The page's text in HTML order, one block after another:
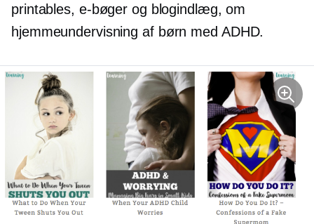
printables, e-bøger og blogindlæg, om
hjemmeundervisning af børn med ADHD.